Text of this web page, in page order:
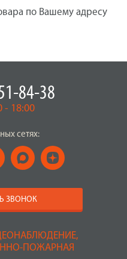
по Вашему адресу
ПОЖАРНАЯ
84-38
- 18:00
сетях:
ЗВОНОК